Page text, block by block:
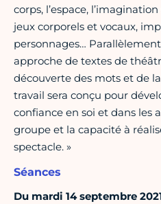
corps, l’espace,
jeux corporels et vocaux,
personnages…
approche de textes de
découverte des mots et de
travail sera conçu pour
confiance en soi et dans les
groupe et la capacité à
spectacle. »
Séances
Du mardi 14 septembre